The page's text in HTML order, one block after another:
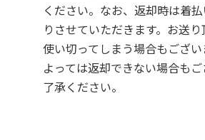
ください。なお、返却時は着
りさせていただきます。お送
使い切ってしまう場合もござ
よっては返却できない場合も
了承ください。